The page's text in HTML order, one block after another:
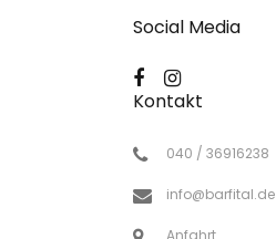
Social Media
Kontakt
040 / 36916238
info@barfital.de